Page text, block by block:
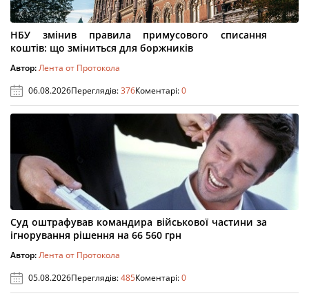
НБУ змінив правила примусового списання
коштів: що зміниться для боржників
Автор:Лента от Протокола
06.08.2026Переглядів:376Коментарі:0
Суд оштрафував командира військової частини за
ігнорування рішення на 66 560 грн
Автор:Лента от Протокола
05.08.2026Переглядів:485Коментарі:0